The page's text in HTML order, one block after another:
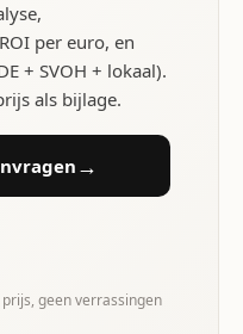
per euro, en
+ SVOH + lokaal).
als bijlage.
→
geen verrassingen